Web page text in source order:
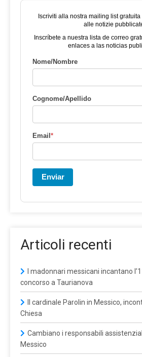
Iscriviti alla nostra mailing list
alle notizie
Inscríbete a nuestra lista de correo
enlaces a las noticias
Nome/Nombre
Cognome/Apellido
Email*
Enviar
Articoli recenti
I madonnari messicani incantano
concorso a Taurianova
Il cardinale Parolin in Messico,
Chiesa
Cambiano i responsabili
Messico